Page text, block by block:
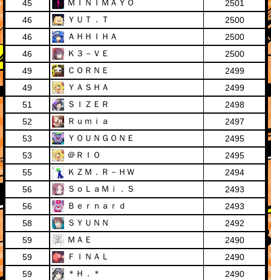
45
ＭＩＮＩＭＡＹＯ
2501
46
ＹＵＴ．Ｔ
2500
46
ＡＨＨＩＨＡ
2500
46
Ｋ３－ＶＥ
2500
49
ＣＯＲＮＥ
2499
49
ＹＡＳＨＡ
2499
51
ＳＩＺＥＲ
2498
52
Ｒｕｍｉａ
2497
53
ＹＯＵＮＧＯＮＥ
2495
53
＠ＲＩＯ
2495
55
ＫＺＭ．Ｒ－ＨＷ
2494
56
ＳｏＬａＭｉ．Ｓ
2493
56
Ｂｅｒｎａｒｄ
2493
58
ＳＹＵＮＮ
2492
59
ＭＡＥ
2490
59
ＦＩＮＡＬ
2490
59
＊Ｈ．＊
2490